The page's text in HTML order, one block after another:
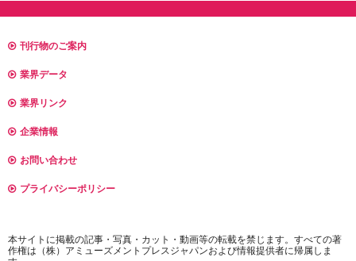
刊行物のご案内
業界データ
業界リンク
企業情報
お問い合わせ
プライバシーポリシー
本サイトに掲載の記事・写真・カット・動画等の転載を禁じます。すべての著
作権は（株）アミューズメントプレスジャパンおよび情報提供者に帰属しま